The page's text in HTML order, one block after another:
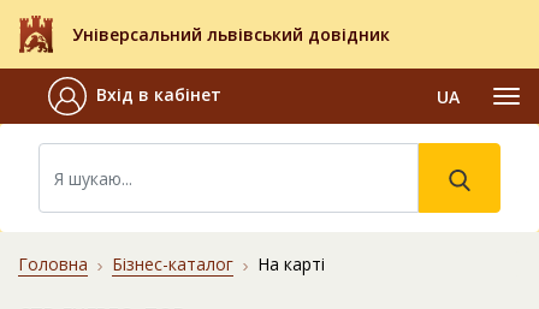
Універсальний львівський довідник
Вхід в кабінет UA
Головна Бізнес-каталог На карті